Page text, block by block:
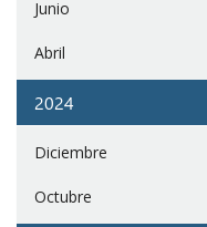
Junio
Abril
2024
Diciembre
Octubre